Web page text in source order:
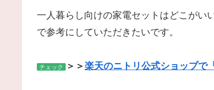
一人暮らし向けの家電セットはどこがい
で参考にしていただきたいです。
チェック ＞＞楽天のニトリ公式ショップで